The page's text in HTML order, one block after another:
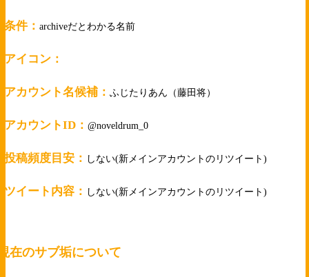
条件：archiveだとわかる名前
アイコン：
アカウント名候補：ふじたりあん（藤田将）
アカウントID：@noveldrum_0
投稿頻度目安： しない(新メインアカウントのリツイート)
ツイート内容： しない(新メインアカウントのリツイート)
在のサブ垢について